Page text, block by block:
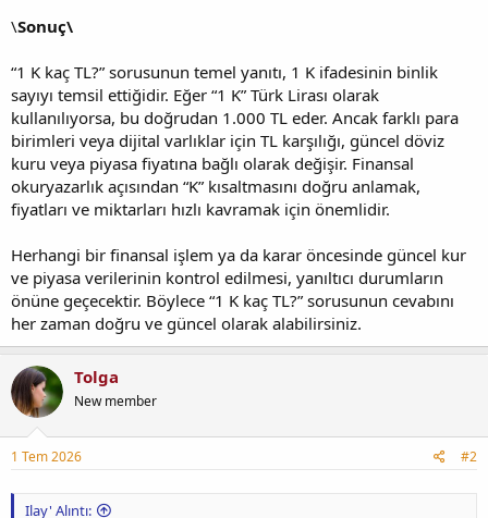
\Sonuç\
“1 K kaç TL?” sorusunun temel yanıtı, 1 K ifadesinin binlik
sayıyı temsil ettiğidir. Eğer “1 K” Türk Lirası olarak
kullanılıyorsa, bu doğrudan 1.000 TL eder. Ancak farklı para
birimleri veya dijital varlıklar için TL karşılığı, güncel döviz
kuru veya piyasa fiyatına bağlı olarak değişir. Finansal
okuryazarlık açısından “K” kısaltmasını doğru anlamak,
fiyatları ve miktarları hızlı kavramak için önemlidir.
Herhangi bir finansal işlem ya da karar öncesinde güncel kur
ve piyasa verilerinin kontrol edilmesi, yanıltıcı durumların
önüne geçecektir. Böylece “1 K kaç TL?” sorusunun cevabını
her zaman doğru ve güncel olarak alabilirsiniz.
Tolga
New member
1 Tem 2026 #2
Ilay' Alıntı: